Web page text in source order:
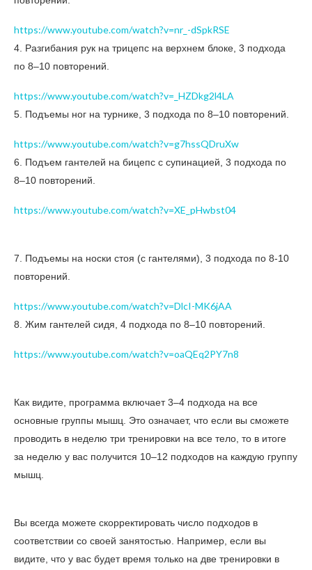
https://www.youtube.com/watch?v=nr_-dSpkRSE
4. Разгибания рук на трицепс на верхнем блоке, 3 подхода
по 8–10 повторений.
https://www.youtube.com/watch?v=_HZDkg2l4LA
5. Подъемы ног на турнике, 3 подхода по 8–10 повторений.
https://www.youtube.com/watch?v=g7hssQDruXw
6. Подъем гантелей на бицепс с супинацией, 3 подхода по
8–10 повторений.
https://www.youtube.com/watch?v=XE_pHwbst04
7. Подъемы на носки стоя (с гантелями), 3 подхода по 8-10
повторений.
https://www.youtube.com/watch?v=DlcI-MK6jAA
8. Жим гантелей сидя, 4 подхода по 8–10 повторений.
https://www.youtube.com/watch?v=oaQEq2PY7n8
Как видите, программа включает 3–4 подхода на все
основные группы мышц. Это означает, что если вы сможете
проводить в неделю три тренировки на все тело, то в итоге
за неделю у вас получится 10–12 подходов на каждую группу
мышц.
Вы всегда можете скорректировать число подходов в
соответствии со своей занятостью. Например, если вы
видите, что у вас будет время только на две тренировки в